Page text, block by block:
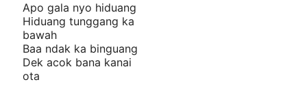
Apo gala nyo hiduang
Hiduang tunggang ka
bawah
Baa ndak ka binguang
Dek acok bana kanai
ota